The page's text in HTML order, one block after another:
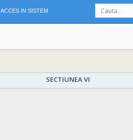
ACCES IN SISTEM
SECTIUNEA VI